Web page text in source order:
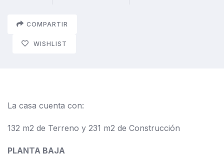
COMPARTIR
WISHLIST
La casa cuenta con:
132 m2 de Terreno y 231 m2 de Construcción
PLANTA BAJA